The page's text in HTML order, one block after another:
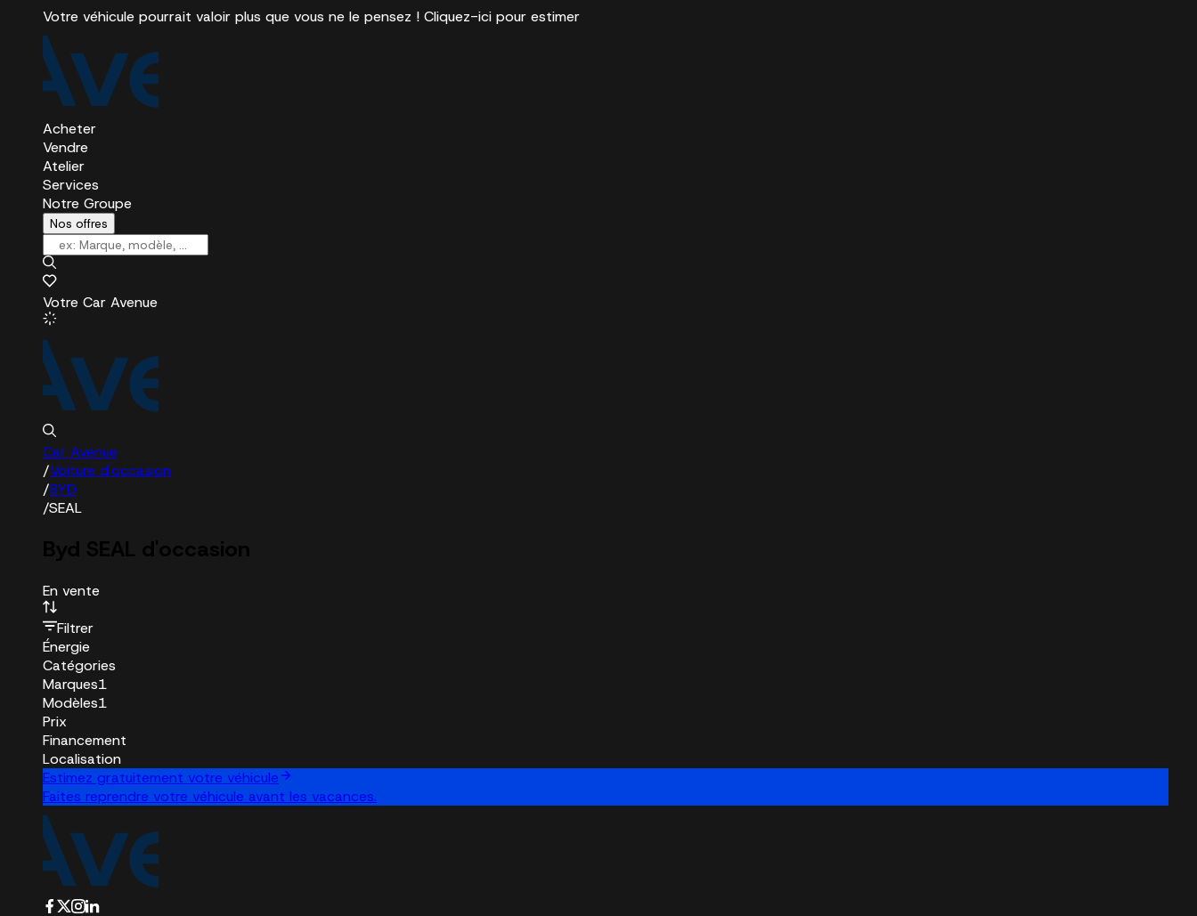
Votre véhicule pourrait valoir plus que vous ne le pensez ! Cliquez-ici pour estimer
Acheter
Vendre
Atelier
Services
Notre Groupe
Nos offres
Votre Car Avenue
Car Avenue
/Voiture d'occasion
/BYD
/SEAL
En vente
Filtrer
Énergie
Catégories
Marques1
Modèles1
Prix
Financement
Localisation
Estimez gratuitement votre véhicule
Faites reprendre votre véhicule avant les vacances.